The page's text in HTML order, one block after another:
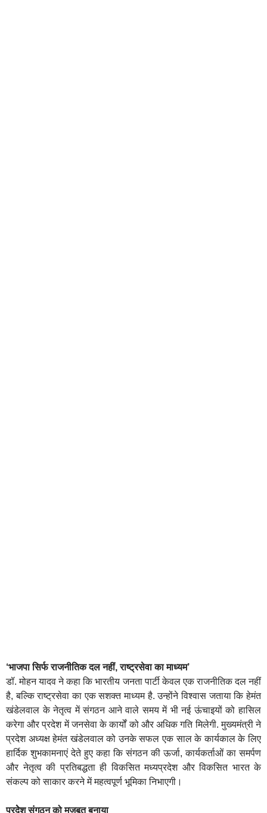
‘भाजपा सिर्फ राजनीतिक दल नहीं, राष्ट्रसेवा का माध्यम’
डॉ. मोहन यादव ने कहा कि भारतीय जनता पार्टी केवल एक राजनीतिक दल नहीं
है, बल्कि राष्ट्रसेवा का एक सशक्त माध्यम है. उन्होंने विश्वास जताया कि हेमंत
खंडेलवाल के नेतृत्व में संगठन आने वाले समय में भी नई ऊंचाइयों को हासिल
करेगा और प्रदेश में जनसेवा के कार्यों को और अधिक गति मिलेगी. मुख्यमंत्री ने
प्रदेश अध्यक्ष हेमंत खंडेलवाल को उनके सफल एक साल के कार्यकाल के लिए
हार्दिक शुभकामनाएं देते हुए कहा कि संगठन की ऊर्जा, कार्यकर्ताओं का समर्पण
और नेतृत्व की प्रतिबद्धता ही विकसित मध्यप्रदेश और विकसित भारत के
संकल्प को साकार करने में महत्वपूर्ण भूमिका निभाएगी।
प्रदेेश संगठन को मजबूत बनाया